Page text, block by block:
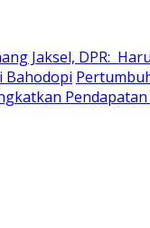
Jaksel, DPR:
Bahodopi